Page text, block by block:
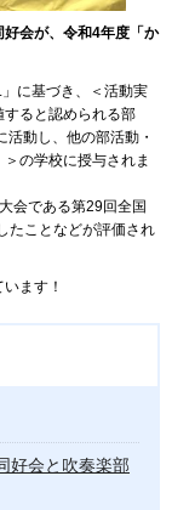
会が、令和4年度「か
に基づき、＜活動実
ると認められる部
活動し、他の部活動・
の学校に授与されま
会である第29回全国
たことなどが評価され
ます！
好会と吹奏楽部